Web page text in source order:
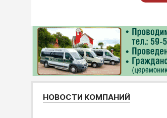
НОВОСТИ КОМПАНИЙ